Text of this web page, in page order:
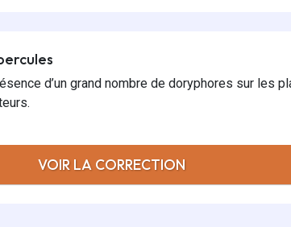
d’un grand nombre de doryphores sur les
VOIR LA CORRECTION